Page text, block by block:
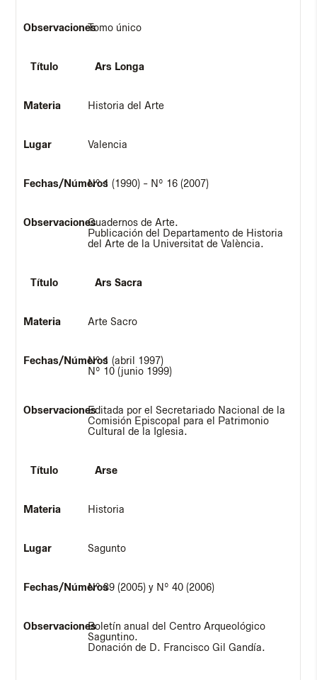
Tomo único
Ars Longa
Historia del Arte
Valencia
Nº 1 (1990) - Nº 16 (2007)
Cuadernos de Arte.
Publicación del Departamento de Historia
del Arte de la Universitat de València.
Ars Sacra
Arte Sacro
Nº 1 (abril 1997)
Nº 10 (junio 1999)
Editada por el Secretariado Nacional de la
Comisión Episcopal para el Patrimonio
Cultural de la Iglesia.
Arse
Historia
Sagunto
Nº 39 (2005) y Nº 40 (2006)
Boletín anual del Centro Arqueológico
Saguntino.
Donación de D. Francisco Gil Gandía.